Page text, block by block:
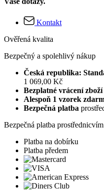
Kontakt
Ověřená kvalita
Bezpečný a spolehlivý nákup
Česká republika:
1 069,00 Kč
Bezplatné vrácení zboží
Alespoň 1 vzorek
Bezpečná platba
Bezpečná platba prostřednicvím
Platba na dobírku
Platba předem